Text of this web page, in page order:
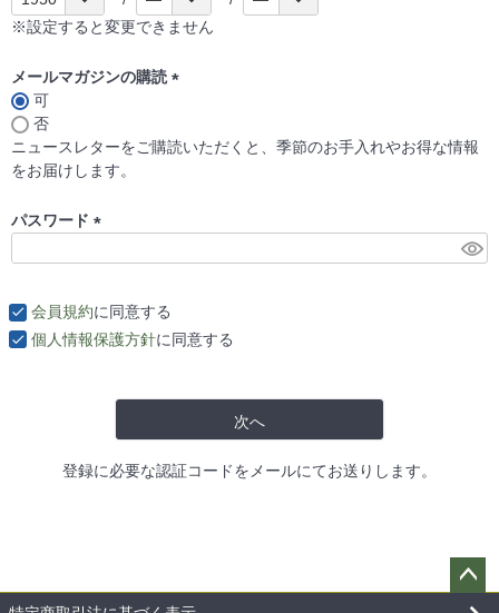
※設定すると変更できません
メールマガジンの購読
須
可
否
ニュースレターをご購読いただくと、季節のお手入れやお得な情報
をお届けします。
パスワード
)
会員規約に同意する
個人情報保護方針に同意する
次へ
登録に必要な認証コードをメールにてお送りします。
ペー